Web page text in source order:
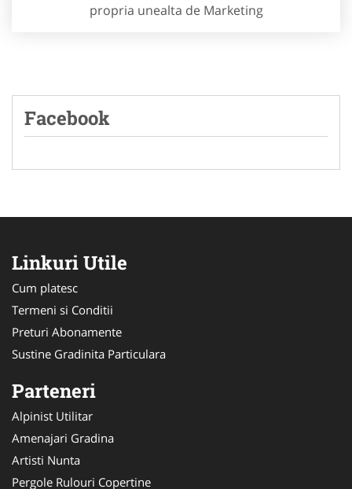
propria unealta de Marketing
Facebook
Linkuri Utile
Cum platesc
Termeni si Conditii
Preturi Abonamente
Sustine Gradinita Particulara
Parteneri
Alpinist Utilitar
Amenajari Gradina
Artisti Nunta
Pergole Rulouri Copertine